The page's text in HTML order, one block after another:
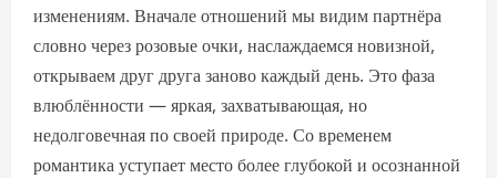
изменениям. Вначале отношений мы видим партнёра
словно через розовые очки, наслаждаемся новизной,
открываем друг друга заново каждый день. Это фаза
влюблённости — яркая, захватывающая, но
недолговечная по своей природе. Со временем
романтика уступает место более глубокой и осознанной